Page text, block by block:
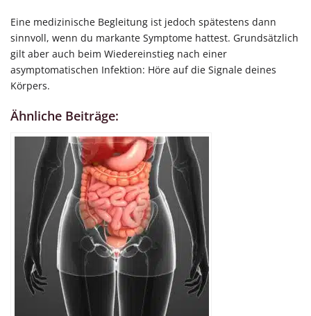
Eine medizinische Begleitung ist jedoch spätestens dann
sinnvoll, wenn du markante Symptome hattest. Grundsätzlich
gilt aber auch beim Wiedereinstieg nach einer
asymptomatischen Infektion: Höre auf die Signale deines
Körpers.
Ähnliche Beiträge: